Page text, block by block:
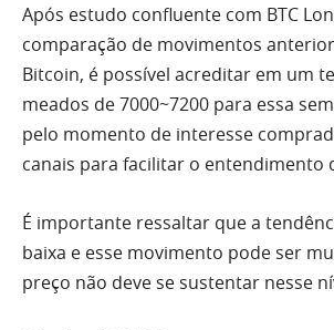
Após estudo confluente com BTC
comparação de movimentos
Bitcoin, é possível acreditar em um
meados de 7000~7200 para essa
pelo momento de interesse
canais para facilitar o entendimento
É importante ressaltar que a
baixa e esse movimento pode ser
preço não deve se sustentar nesse